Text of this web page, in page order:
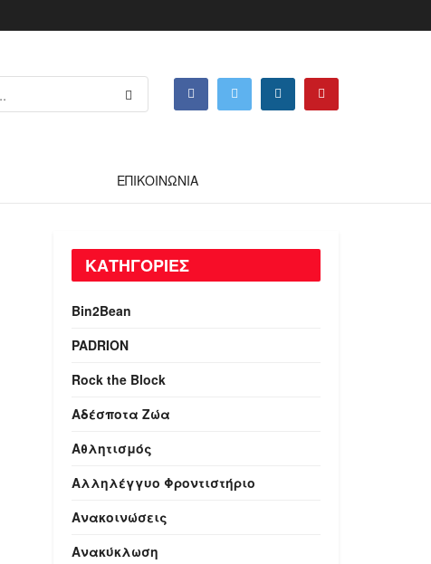
ΕΠΙΚΟΙΝΩΝΙΑ
ΚΑΤΗΓΟΡΙΕΣ
Bin2Bean
PADRION
Rock the Block
Αδέσποτα Ζώα
Αθλητισμός
Αλληλέγγυο Φροντιστήριο
Ανακοινώσεις
Ανακύκλωση